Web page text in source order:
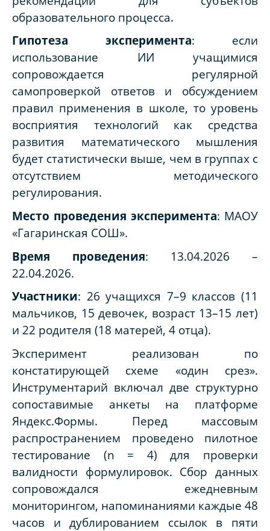
образовательного процесса.
Гипотеза эксперимента: если
использование ИИ учащимися
сопровождается регулярной
самопроверкой ответов и обсуждением
правил применения в школе, то уровень
восприятия технологий как средства
развития математического мышления
будет статистически выше, чем в группах с
отсутствием методического
регулирования.
Место проведения эксперимента: МАОУ
«Гагаринская СОШ».
Время проведения: 13.04.2026 –
22.04.2026.
Участники: 26 учащихся 7–9 классов (11
мальчиков, 15 девочек, возраст 13–15 лет)
и 22 родителя (18 матерей, 4 отца).
Эксперимент реализован по
констатирующей схеме «один срез».
Инструментарий включал две структурно
сопоставимые анкеты на платформе
Яндекс.Формы. Перед массовым
распространением проведено пилотное
тестирование (n = 4) для проверки
валидности формулировок. Сбор данных
сопровождался ежедневным
мониторингом, напоминаниями каждые 48
часов и дублированием ссылок в пяти